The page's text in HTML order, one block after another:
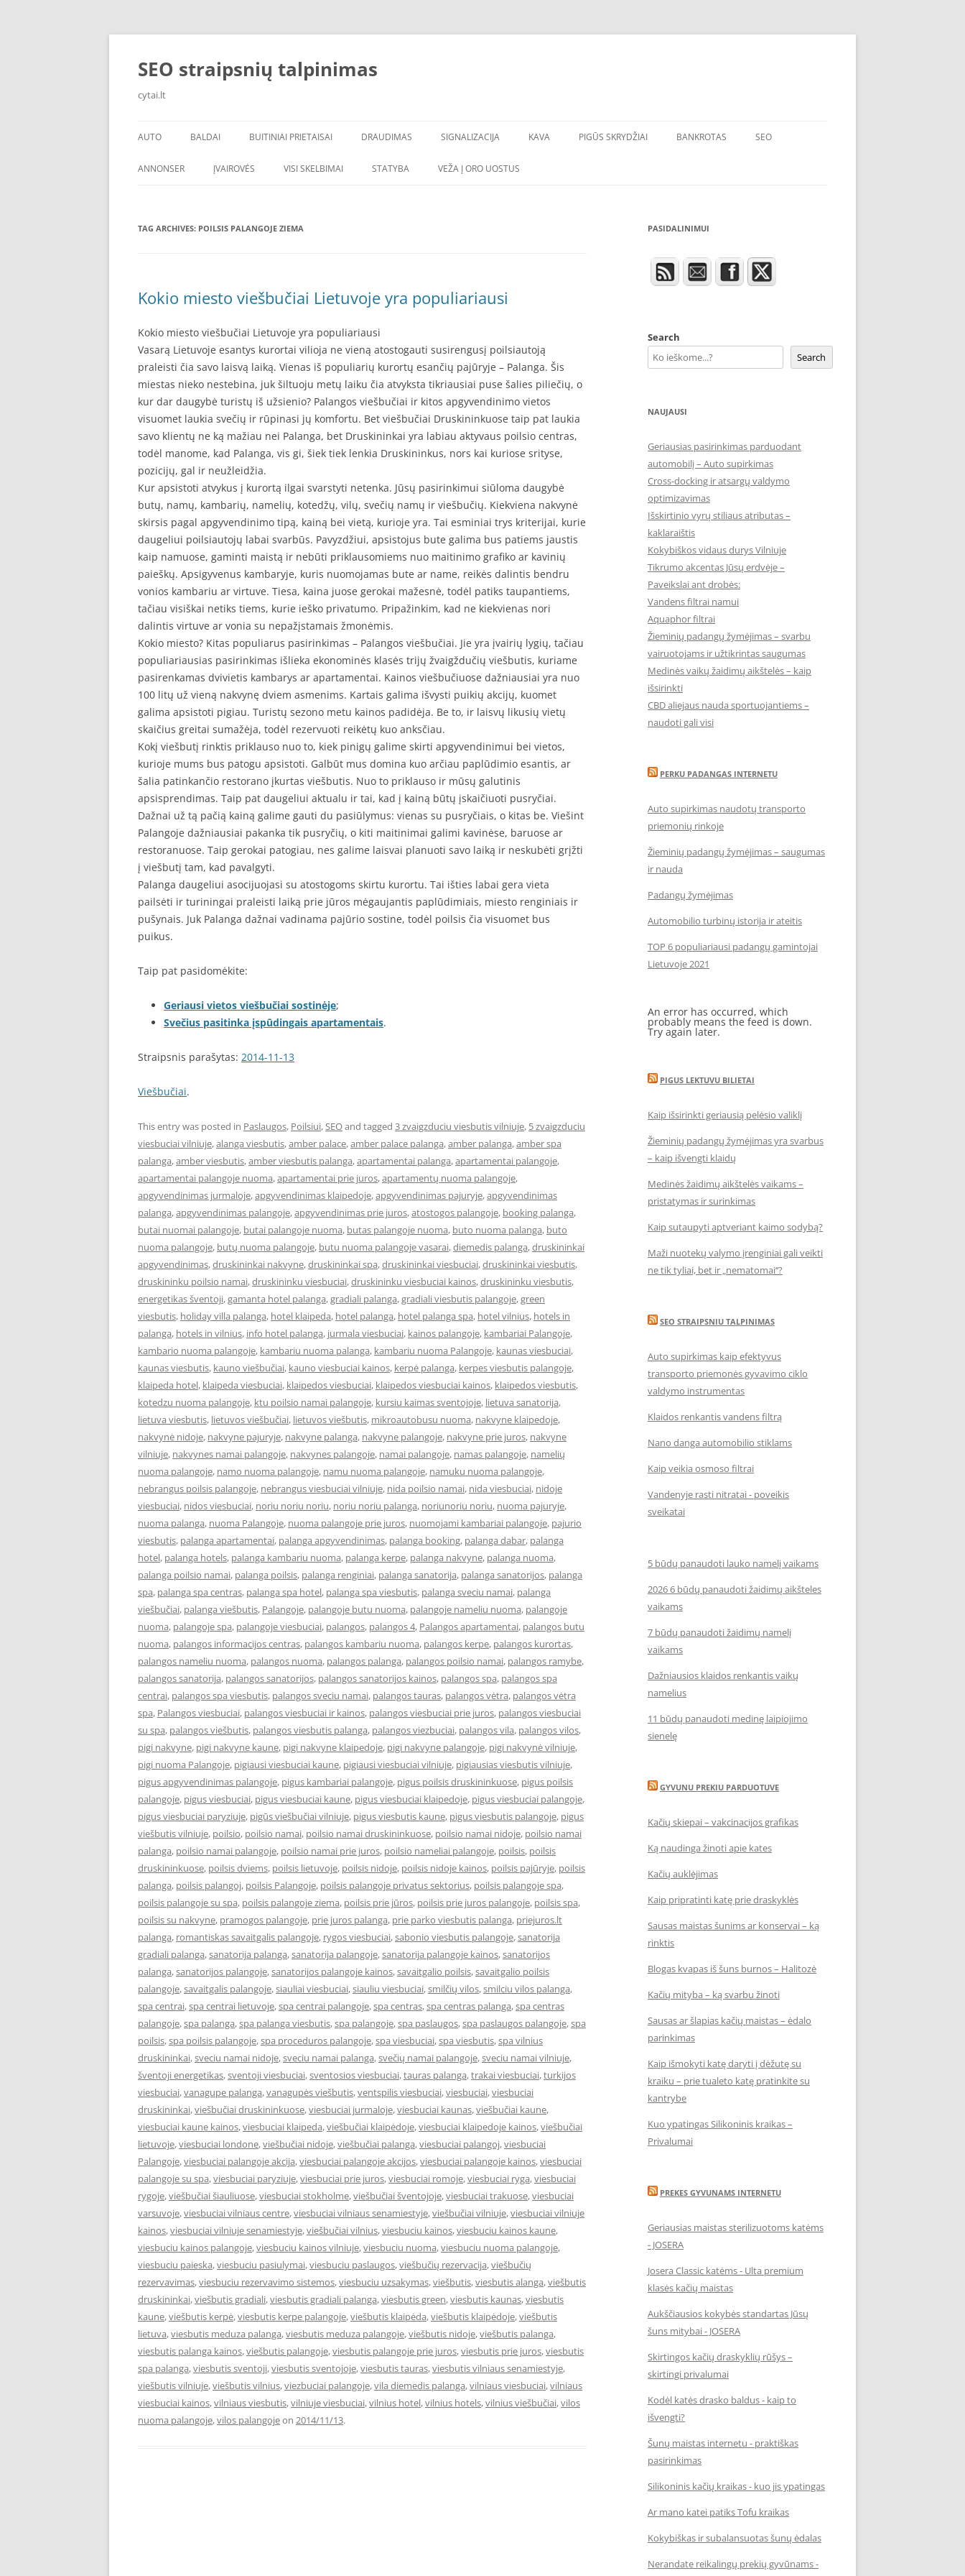
Skip
SEO straipsnių talpinimas
cytai.lt
AUTO
PADANGOS
BALDAI BUITINIAI PRIETAISAI DRAUDIMAS SIGNALIZACIJA KAVA PIGŪS SKRYDŽIAI BANKROTAS SEO
ANNONSER ĮVAIROVĖS VISI SKELBIMAI STATYBA VEŽA Į ORO UOSTUS
TAG ARCHIVES: POILSIS PALANGOJE ZIEMA
Kokio miesto viešbučiai Lietuvoje yra populiariausi
Kokio miesto viešbučiai Lietuvoje yra populiariausi
Vasarą Lietuvoje esantys kurortai vilioja ne vieną atostogauti susirengusį poilsiautoją
praleisti čia savo laisvą laiką. Vienas iš populiarių kurortų esančių pajūryje – Palanga. Šis
miestas nieko nestebina, juk šiltuoju metų laiku čia atvyksta tikriausiai puse šalies piliečių, o
kur dar daugybė turistų iš užsienio? Palangos viešbučiai ir kitos apgyvendinimo vietos
visuomet laukia svečių ir rūpinasi jų komfortu. Bet viešbučiai Druskininkuose taip pat laukia
savo klientų ne ką mažiau nei Palanga, bet Druskininkai yra labiau aktyvaus poilsio centras,
todėl manome, kad Palanga, vis gi, šiek tiek lenkia Druskininkus, nors kai kuriose srityse,
pozicijų, gal ir neužleidžia.
Kur apsistoti atvykus į kurortą ilgai svarstyti netenka. Jūsų pasirinkimui siūloma daugybė
butų, namų, kambarių, namelių, kotedžų, vilų, svečių namų ir viešbučių. Kiekviena nakvynė
skirsis pagal apgyvendinimo tipą, kainą bei vietą, kurioje yra. Tai esminiai trys kriterijai, kurie
daugeliui poilsiautojų labai svarbūs. Pavyzdžiui, apsistojus bute galima bus patiems jaustis
kaip namuose, gaminti maistą ir nebūti priklausomiems nuo maitinimo grafiko ar kavinių
paieškų. Apsigyvenus kambaryje, kuris nuomojamas bute ar name, reikės dalintis bendru
vonios kambariu ar virtuve. Tiesa, kaina juose gerokai mažesnė, todėl patiks taupantiems,
tačiau visiškai netiks tiems, kurie ieško privatumo. Pripažinkim, kad ne kiekvienas nori
dalintis virtuve ar vonia su nepažįstamais žmonėmis.
Kokio miesto? Kitas populiarus pasirinkimas – Palangos viešbučiai. Jie yra įvairių lygių, tačiau
populiariausias pasirinkimas išlieka ekonominės klasės trijų žvaigždučių viešbutis, kuriame
pasirenkamas dvivietis kambarys ar apartamentai. Kainos viešbučiuose dažniausiai yra nuo
100 litų už vieną nakvynę dviem asmenims. Kartais galima išvysti puikių akcijų, kuomet
galima apsistoti pigiau. Turistų sezono metu kainos padidėja. Be to, ir laisvų likusių vietų
skaičius greitai sumažėja, todėl rezervuoti reikėtų kuo anksčiau.
Kokį viešbutį rinktis priklauso nuo to, kiek pinigų galime skirti apgyvendinimui bei vietos,
kurioje mums bus patogu apsistoti. Galbūt mus domina kuo arčiau paplūdimio esantis, ar
šalia patinkančio restorano įkurtas viešbutis. Nuo to priklauso ir mūsų galutinis
apsisprendimas. Taip pat daugeliui aktualu ir tai, kad į kainą būtų įskaičiuoti pusryčiai.
Dažnai už tą pačią kainą galime gauti du pasiūlymus: vienas su pusryčiais, o kitas be. Viešint
Palangoje dažniausiai pakanka tik pusryčių, o kiti maitinimai galimi kavinėse, baruose ar
restoranuose. Taip gerokai patogiau, nes galime laisvai planuoti savo laiką ir neskubėti grįžti
į viešbutį tam, kad pavalgyti.
Palanga daugeliui asocijuojasi su atostogoms skirtu kurortu. Tai išties labai gera vieta
pailsėti ir turiningai praleisti laiką prie jūros mėgaujantis paplūdimiais, miesto renginiais ir
pušynais. Juk Palanga dažnai vadinama pajūrio sostine, todėl poilsis čia visuomet bus
puikus.
Taip pat pasidomėkite:
Geriausi vietos viešbučiai sostinėje;
Svečius pasitinka įspūdingais apartamentais.
Straipsnis parašytas: 2014-11-13
Viešbučiai.
This entry was posted in Paslaugos, Poilsiui,SEOand tagged 3 zvaigzduciu viesbutis vilniuje, 5 zvaigzduciu
viesbuciai vilniuje,alanga viesbutis,amber palace,amber palace palanga,amber palanga,amber spa
palanga,amber viesbutis,amber viesbutis palanga,apartamentai palanga,apartamentai palangoje,
apartamentai palangoje nuoma,apartamentai prie juros,apartamentų nuoma palangoje,
apgyvendinimas jurmaloje,apgyvendinimas klaipedoje,apgyvendinimas pajuryje,apgyvendinimas
palanga,apgyvendinimas palangoje,apgyvendinimas prie juros,atostogos palangoje, booking palanga,
butai nuomai palangoje, butai palangoje nuoma, butas palangoje nuoma, buto nuoma palanga, buto
nuoma palangoje, butų nuoma palangoje, butu nuoma palangoje vasarai,diemedis palanga,druskininkai
apgyvendinimas,druskininkai nakvyne,druskininkai spa,druskininkai viesbuciai,druskininkai viesbutis,
druskininku poilsio namai,druskininku viesbuciai,druskininku viesbuciai kainos,druskininku viesbutis,
energetikas šventoji,gamanta hotel palanga,gradiali palanga,gradiali viesbutis palangoje,green
viesbutis, holiday villa palanga, hotel klaipeda, hotel palanga, hotel palanga spa, hotel vilnius, hotels in
palanga, hotels in vilnius, info hotel palanga, jurmala viesbuciai, kainos palangoje, kambariai Palangoje,
kambario nuoma palangoje, kambariu nuoma palanga, kambariu nuoma Palangoje, kaunas viesbuciai,
kaunas viesbutis, kauno viešbučiai, kauno viesbuciai kainos, kerpė palanga, kerpes viesbutis palangoje,
klaipeda hotel, klaipeda viesbuciai, klaipedos viesbuciai, klaipedos viesbuciai kainos, klaipedos viesbutis,
kotedzu nuoma palangoje, ktu poilsio namai palangoje, kursiu kaimas sventojoje, lietuva sanatorija,
lietuva viesbutis, lietuvos viešbučiai, lietuvos viešbutis, mikroautobusu nuoma, nakvyne klaipedoje,
nakvynė nidoje, nakvyne pajuryje, nakvyne palanga, nakvyne palangoje, nakvyne prie juros, nakvyne
vilniuje, nakvynes namai palangoje, nakvynes palangoje, namai palangoje, namas palangoje, namelių
nuoma palangoje, namo nuoma palangoje, namu nuoma palangoje, namuku nuoma palangoje,
nebrangus poilsis palangoje, nebrangus viesbuciai vilniuje, nida poilsio namai, nida viesbuciai, nidoje
viesbuciai, nidos viesbuciai, noriu noriu noriu, noriu noriu palanga, noriunoriu noriu, nuoma pajuryje,
nuoma palanga, nuoma Palangoje, nuoma palangoje prie juros, nuomojami kambariai palangoje, pajurio
viesbutis, palanga apartamentai, palanga apgyvendinimas, palanga booking, palanga dabar, palanga
hotel, palanga hotels, palanga kambariu nuoma, palanga kerpe, palanga nakvyne, palanga nuoma,
palanga poilsio namai, palanga poilsis, palanga renginiai, palanga sanatorija, palanga sanatorijos, palanga
spa, palanga spa centras, palanga spa hotel, palanga spa viesbutis, palanga sveciu namai, palanga
viešbučiai, palanga viešbutis, Palangoje, palangoje butu nuoma, palangoje nameliu nuoma, palangoje
nuoma, palangoje spa, palangoje viesbuciai, palangos, palangos 4, Palangos apartamentai, palangos butu
nuoma, palangos informacijos centras, palangos kambariu nuoma, palangos kerpe, palangos kurortas,
palangos nameliu nuoma, palangos nuoma, palangos palanga, palangos poilsio namai, palangos ramybe,
palangos sanatorija, palangos sanatorijos, palangos sanatorijos kainos, palangos spa, palangos spa
centrai, palangos spa viesbutis, palangos sveciu namai, palangos tauras, palangos vėtra, palangos vėtra
spa, Palangos viesbuciai, palangos viesbuciai ir kainos, palangos viesbuciai prie juros, palangos viesbuciai
su spa, palangos viešbutis, palangos viesbutis palanga, palangos viezbuciai, palangos vila, palangos vilos,
pigi nakvyne, pigi nakvyne kaune, pigi nakvyne klaipedoje, pigi nakvyne palangoje, pigi nakvynė vilniuje,
pigi nuoma Palangoje, pigiausi viesbuciai kaune, pigiausi viesbuciai vilniuje, pigiausias viesbutis vilniuje,
pigus apgyvendinimas palangoje, pigus kambariai palangoje, pigus poilsis druskininkuose, pigus poilsis
palangoje, pigus viesbuciai, pigus viesbuciai kaune, pigus viesbuciai klaipedoje, pigus viesbuciai palangoje,
pigus viesbuciai paryziuje, pigūs viešbučiai vilniuje, pigus viesbutis kaune, pigus viesbutis palangoje, pigus
viešbutis vilniuje, poilsio, poilsio namai, poilsio namai druskininkuose, poilsio namai nidoje, poilsio namai
palanga, poilsio namai palangoje, poilsio namai prie juros, poilsio nameliai palangoje, poilsis, poilsis
druskininkuose, poilsis dviems, poilsis lietuvoje, poilsis nidoje, poilsis nidoje kainos, poilsis pajūryje, poilsis
palanga, poilsis palangoj, poilsis Palangoje, poilsis palangoje privatus sektorius, poilsis palangoje spa,
poilsis palangoje su spa, poilsis palangoje ziema, poilsis prie jūros, poilsis prie juros palangoje, poilsis spa,
poilsis su nakvyne, pramogos palangoje, prie juros palanga, prie parko viesbutis palanga, priejuros.lt
palanga, romantiskas savaitgalis palangoje, rygos viesbuciai,sabonio viesbutis palangoje,sanatorija
gradiali palanga,sanatorija palanga,sanatorija palangoje,sanatorija palangoje kainos,sanatorijos
palanga,sanatorijos palangoje,sanatorijos palangoje kainos,savaitgalio poilsis,savaitgalio poilsis
palangoje,savaitgalis palangoje,siauliai viesbuciai,siauliu viesbuciai,smilčių vilos,smilciu vilos palanga,
spa centrai,spa centrai lietuvoje,spa centrai palangoje,spa centras,spa centras palanga,spa centras
palangoje,spa palanga,spa palanga viesbutis,spa palangoje,spa paslaugos,spa paslaugos palangoje,spa
poilsis,spa poilsis palangoje,spa proceduros palangoje,spa viesbuciai,spa viesbutis,spa vilnius
druskininkai,sveciu namai nidoje,sveciu namai palanga,svečių namai palangoje,sveciu namai vilniuje,
šventoji energetikas,sventoji viesbuciai,sventosios viesbuciai,tauras palanga,trakai viesbuciai,turkijos
viesbuciai,vanagupe palanga,vanagupės viešbutis,ventspilis viesbuciai,viesbuciai,viesbuciai
druskininkai,viešbučiai druskininkuose,viesbuciai jurmaloje,viesbuciai kaunas,viešbučiai kaune,
viesbuciai kaune kainos,viesbuciai klaipeda,viešbučiai klaipėdoje,viesbuciai klaipedoje kainos,viešbučiai
lietuvoje,viesbuciai londone,viešbučiai nidoje,viešbučiai palanga,viesbuciai palangoj,viesbuciai
Palangoje,viesbuciai palangoje akcija,viesbuciai palangoje akcijos,viesbuciai palangoje kainos,viesbuciai
palangoje su spa,viesbuciai paryziuje,viesbuciai prie juros,viesbuciai romoje,viesbuciai ryga,viesbuciai
rygoje,viešbučiai šiauliuose,viesbuciai stokholme,viešbučiai šventojoje,viesbuciai trakuose,viesbuciai
varsuvoje,viesbuciai vilniaus centre,viesbuciai vilniaus senamiestyje,viešbučiai vilniuje,viesbuciai vilniuje
kainos,viesbuciai vilniuje senamiestyje,viešbučiai vilnius,viesbuciu kainos,viesbuciu kainos kaune,
viesbuciu kainos palangoje,viesbuciu kainos vilniuje,viesbuciu nuoma,viesbuciu nuoma palangoje,
viesbuciu paieska,viesbuciu pasiulymai,viesbuciu paslaugos,viešbučių rezervacija,viešbučių
rezervavimas,viesbuciu rezervavimo sistemos,viesbuciu uzsakymas,viešbutis,viesbutis alanga,viešbutis
druskininkai,viešbutis gradiali,viesbutis gradiali palanga,viesbutis green,viesbutis kaunas,viesbutis
kaune,viešbutis kerpė,viesbutis kerpe palangoje,viešbutis klaipėda,viešbutis klaipėdoje,viešbutis
lietuva,viesbutis meduza palanga,viesbutis meduza palangoje,viešbutis nidoje,viešbutis palanga,
viesbutis palanga kainos,viešbutis palangoje,viesbutis palangoje prie juros,viesbutis prie juros,viesbutis
spa palanga,viesbutis sventoji,viesbutis sventojoje,viesbutis tauras,viesbutis vilniaus senamiestyje,
viešbutis vilniuje,viešbutis vilnius,viezbuciai palangoje,vila diemedis palanga,vilniaus viesbuciai,vilniaus
viesbuciai kainos,vilniaus viesbutis,vilniuje viesbuciai,vilnius hotel,vilnius hotels,vilnius viešbučiai,vilos
nuoma palangoje,vilos palangojeon 2014/11/13.
PASIDALINIMUI
Search
Search
NAUJAUSI
Geriausias pasirinkimas parduodant
automobilį – Auto supirkimas
Cross-docking ir atsargų valdymo
optimizavimas
Išskirtinio vyrų stiliaus atributas –
kaklaraištis
Kokybiškos vidaus durys Vilniuje
Tikrumo akcentas Jūsų erdvėje –
Paveikslai ant drobės:
Vandens filtrai namui
Aquaphor filtrai
Žieminių padangų žymėjimas – svarbu
vairuotojams ir užtikrintas saugumas
Medinės vaikų žaidimų aikštelės – kaip
išsirinkti
CBD aliejaus nauda sportuojantiems –
naudoti gali visi
PERKU PADANGAS INTERNETU
Auto supirkimas naudotų transporto
priemonių rinkoje
Žieminių padangų žymėjimas – saugumas
ir nauda
Padangų žymėjimas
Automobilio turbinų istorija ir ateitis
TOP 6 populiariausi padangų gamintojai
Lietuvoje 2021
An error has occurred, which
probably means the feed is down.
Try again later.
PIGUS LEKTUVU BILIETAI
Kaip išsirinkti geriausią pelėsio valiklį
Žieminių padangų žymėjimas yra svarbus
– kaip išvengti klaidų
Medinės žaidimų aikštelės vaikams –
pristatymas ir surinkimas
Kaip sutaupyti aptveriant kaimo sodybą?
Maži nuotekų valymo įrenginiai gali veikti
ne tik tyliai, bet ir „nematomai‘‘?
SEO STRAIPSNIU TALPINIMAS
Auto supirkimas kaip efektyvus
transporto priemonės gyvavimo ciklo
valdymo instrumentas
Klaidos renkantis vandens filtrą
Nano danga automobilio stiklams
Kaip veikia osmoso filtrai
Vandenyje rasti nitratai - poveikis
sveikatai
5 būdų panaudoti lauko namelį vaikams
2026 6 būdų panaudoti žaidimų aikšteles
vaikams
7 būdų panaudoti žaidimų namelį
vaikams
Dažniausios klaidos renkantis vaikų
namelius
11 būdų panaudoti medinę laipiojimo
sienelę
GYVUNU PREKIU PARDUOTUVE
Kačių skiepai – vakcinacijos grafikas
Ką naudinga žinoti apie kates
Kačių auklėjimas
Kaip pripratinti katę prie draskyklės
Sausas maistas šunims ar konservai – ką
rinktis
Blogas kvapas iš šuns burnos – Halitozė
Kačių mityba – ką svarbu žinoti
Sausas ar šlapias kačių maistas – ėdalo
parinkimas
Kaip išmokyti katę daryti į dėžutę su
kraiku – prie tualeto katę pratinkite su
kantrybe
Kuo ypatingas Silikoninis kraikas –
Privalumai
PREKES GYVUNAMS INTERNETU
Geriausias maistas sterilizuotoms katėms
- JOSERA
Josera Classic katėms - Ulta premium
klasės kačių maistas
Aukščiausios kokybės standartas Jūsų
šuns mitybai - JOSERA
Skirtingos kačių draskyklių rūšys –
skirtingi privalumai
Kodėl katės drasko baldus - kaip to
išvengti?
Šunų maistas internetu - praktiškas
pasirinkimas
Silikoninis kačių kraikas - kuo jis ypatingas
Ar mano katei patiks Tofu kraikas
Kokybiškas ir subalansuotas šunų ėdalas
Nerandate reikalingų prekių gyvūnams -